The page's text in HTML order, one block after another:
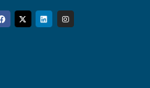
Facebook
Twitter
Linkedin
Instagram